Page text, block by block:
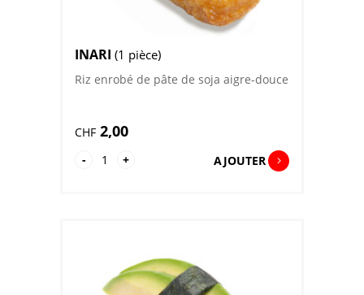
INARI (1 pièce)
Riz enrobé de pâte de soja aigre-douce
CHF 2,00
-
quantité
+ AJOUTER